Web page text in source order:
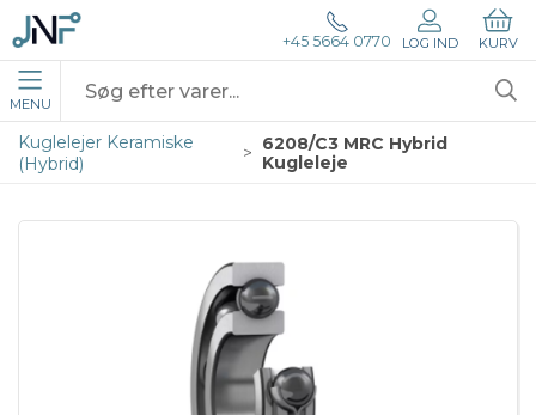
+45 5664 0770 LOG IND KURV
MENU
Kuglelejer Keramiske
(Hybrid)
6208/C3 MRC Hybrid
Kugleleje